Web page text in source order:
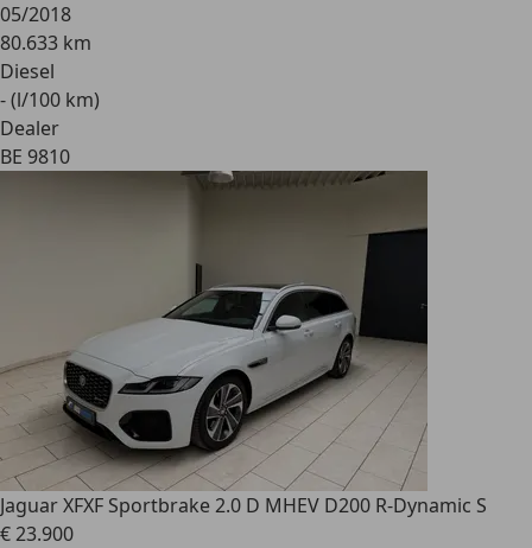
05/2018
80.633 km
Diesel
- (l/100 km)
Dealer
BE 9810
Jaguar XFXF Sportbrake 2.0 D MHEV D200 R-Dynamic S
€ 23.900